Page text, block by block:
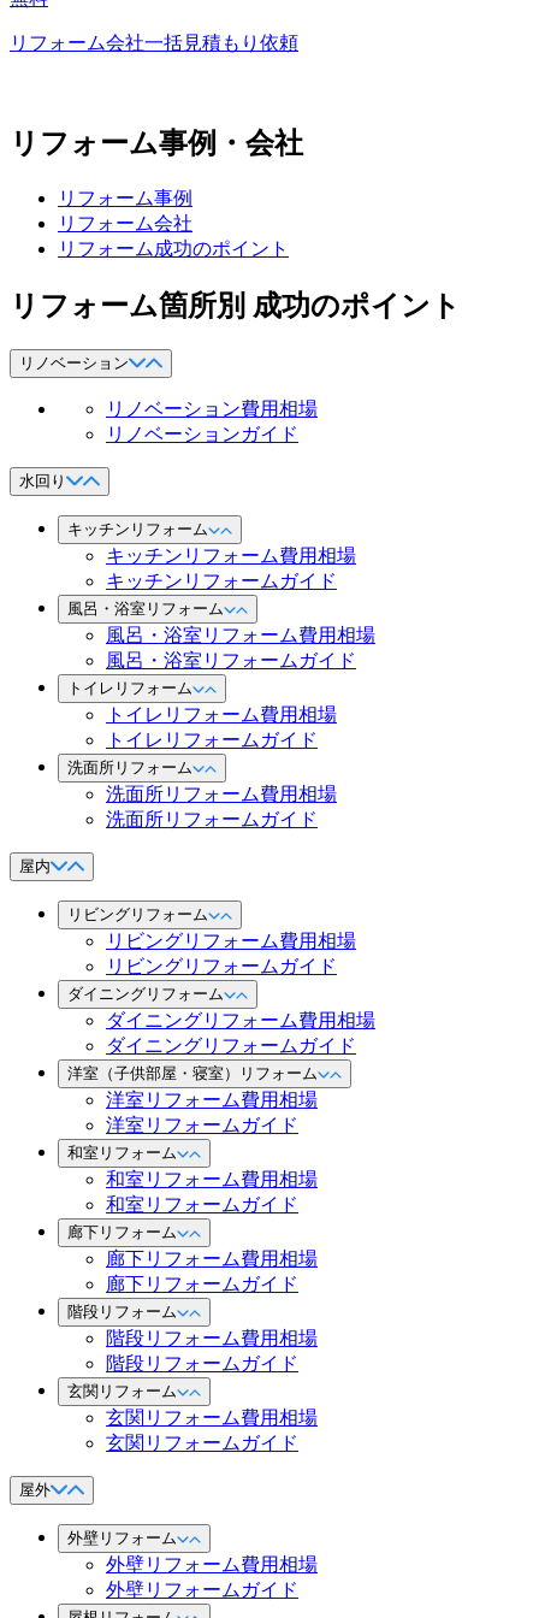
リフォーム会社一括見積もり依頼
リフォーム事例・会社
リフォーム事例
リフォーム会社
リフォーム成功のポイント
リフォーム箇所別 成功のポイント
リノベーション
リノベーション費用相場
リノベーションガイド
水回り
キッチンリフォーム
キッチンリフォーム費用相場
キッチンリフォームガイド
風呂・浴室リフォーム
風呂・浴室リフォーム費用相場
風呂・浴室リフォームガイド
トイレリフォーム
トイレリフォーム費用相場
トイレリフォームガイド
洗面所リフォーム
洗面所リフォーム費用相場
洗面所リフォームガイド
屋内
リビングリフォーム
リビングリフォーム費用相場
リビングリフォームガイド
ダイニングリフォーム
ダイニングリフォーム費用相場
ダイニングリフォームガイド
洋室（子供部屋・寝室）リフォーム
洋室リフォーム費用相場
洋室リフォームガイド
和室リフォーム
和室リフォーム費用相場
和室リフォームガイド
廊下リフォーム
廊下リフォーム費用相場
廊下リフォームガイド
階段リフォーム
階段リフォーム費用相場
階段リフォームガイド
玄関リフォーム
玄関リフォーム費用相場
玄関リフォームガイド
屋外
外壁リフォーム
外壁リフォーム費用相場
外壁リフォームガイド